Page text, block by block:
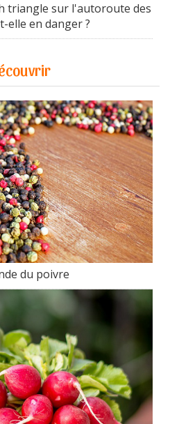
triangle sur l'autoroute des
elle en danger ?
du poivre